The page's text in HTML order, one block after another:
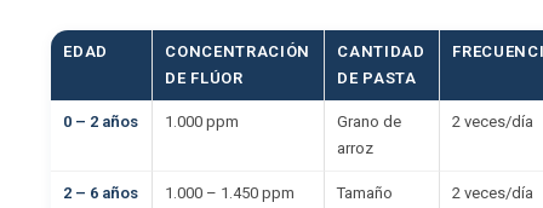
EDAD
CONCENTRACIÓN
DE FLÚOR
CANTIDAD
DE PASTA
0 – 2 años 1.000 ppm
Grano de
arroz
2 veces/día
2 – 6 años 1.000 – 1.450 ppm
Tamaño
2 veces/día